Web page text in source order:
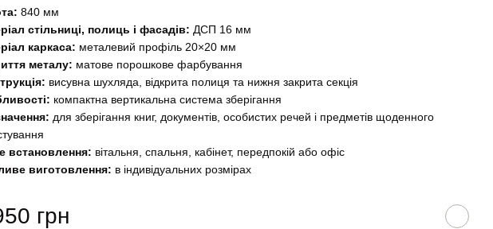
840 мм
стільниці, полиць і фасадів: ДСП 16 мм
каркаса: металевий профіль 20×20 мм
металу: матове порошкове фарбування
висувна шухляда, відкрита полиця та нижня закрита секція
компактна вертикальна система зберігання
для зберігання книг, документів, особистих речей і предметів щоденного
встановлення: вітальня, спальня, кабінет, передпокій або офіс
виготовлення: в індивідуальних розмірах
грн